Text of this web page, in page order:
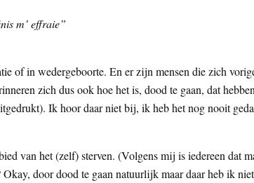
m’ effraie”
of in wedergeboorte. En er zijn mensen die zich
zich dus ook hoe het is, dood te gaan, dat
Ik hoor daar niet bij, ik heb het nog nooit
van het (zelf) sterven. (Volgens mij is iedereen dat
Okay, door dood te gaan natuurlijk maar daar heb ik